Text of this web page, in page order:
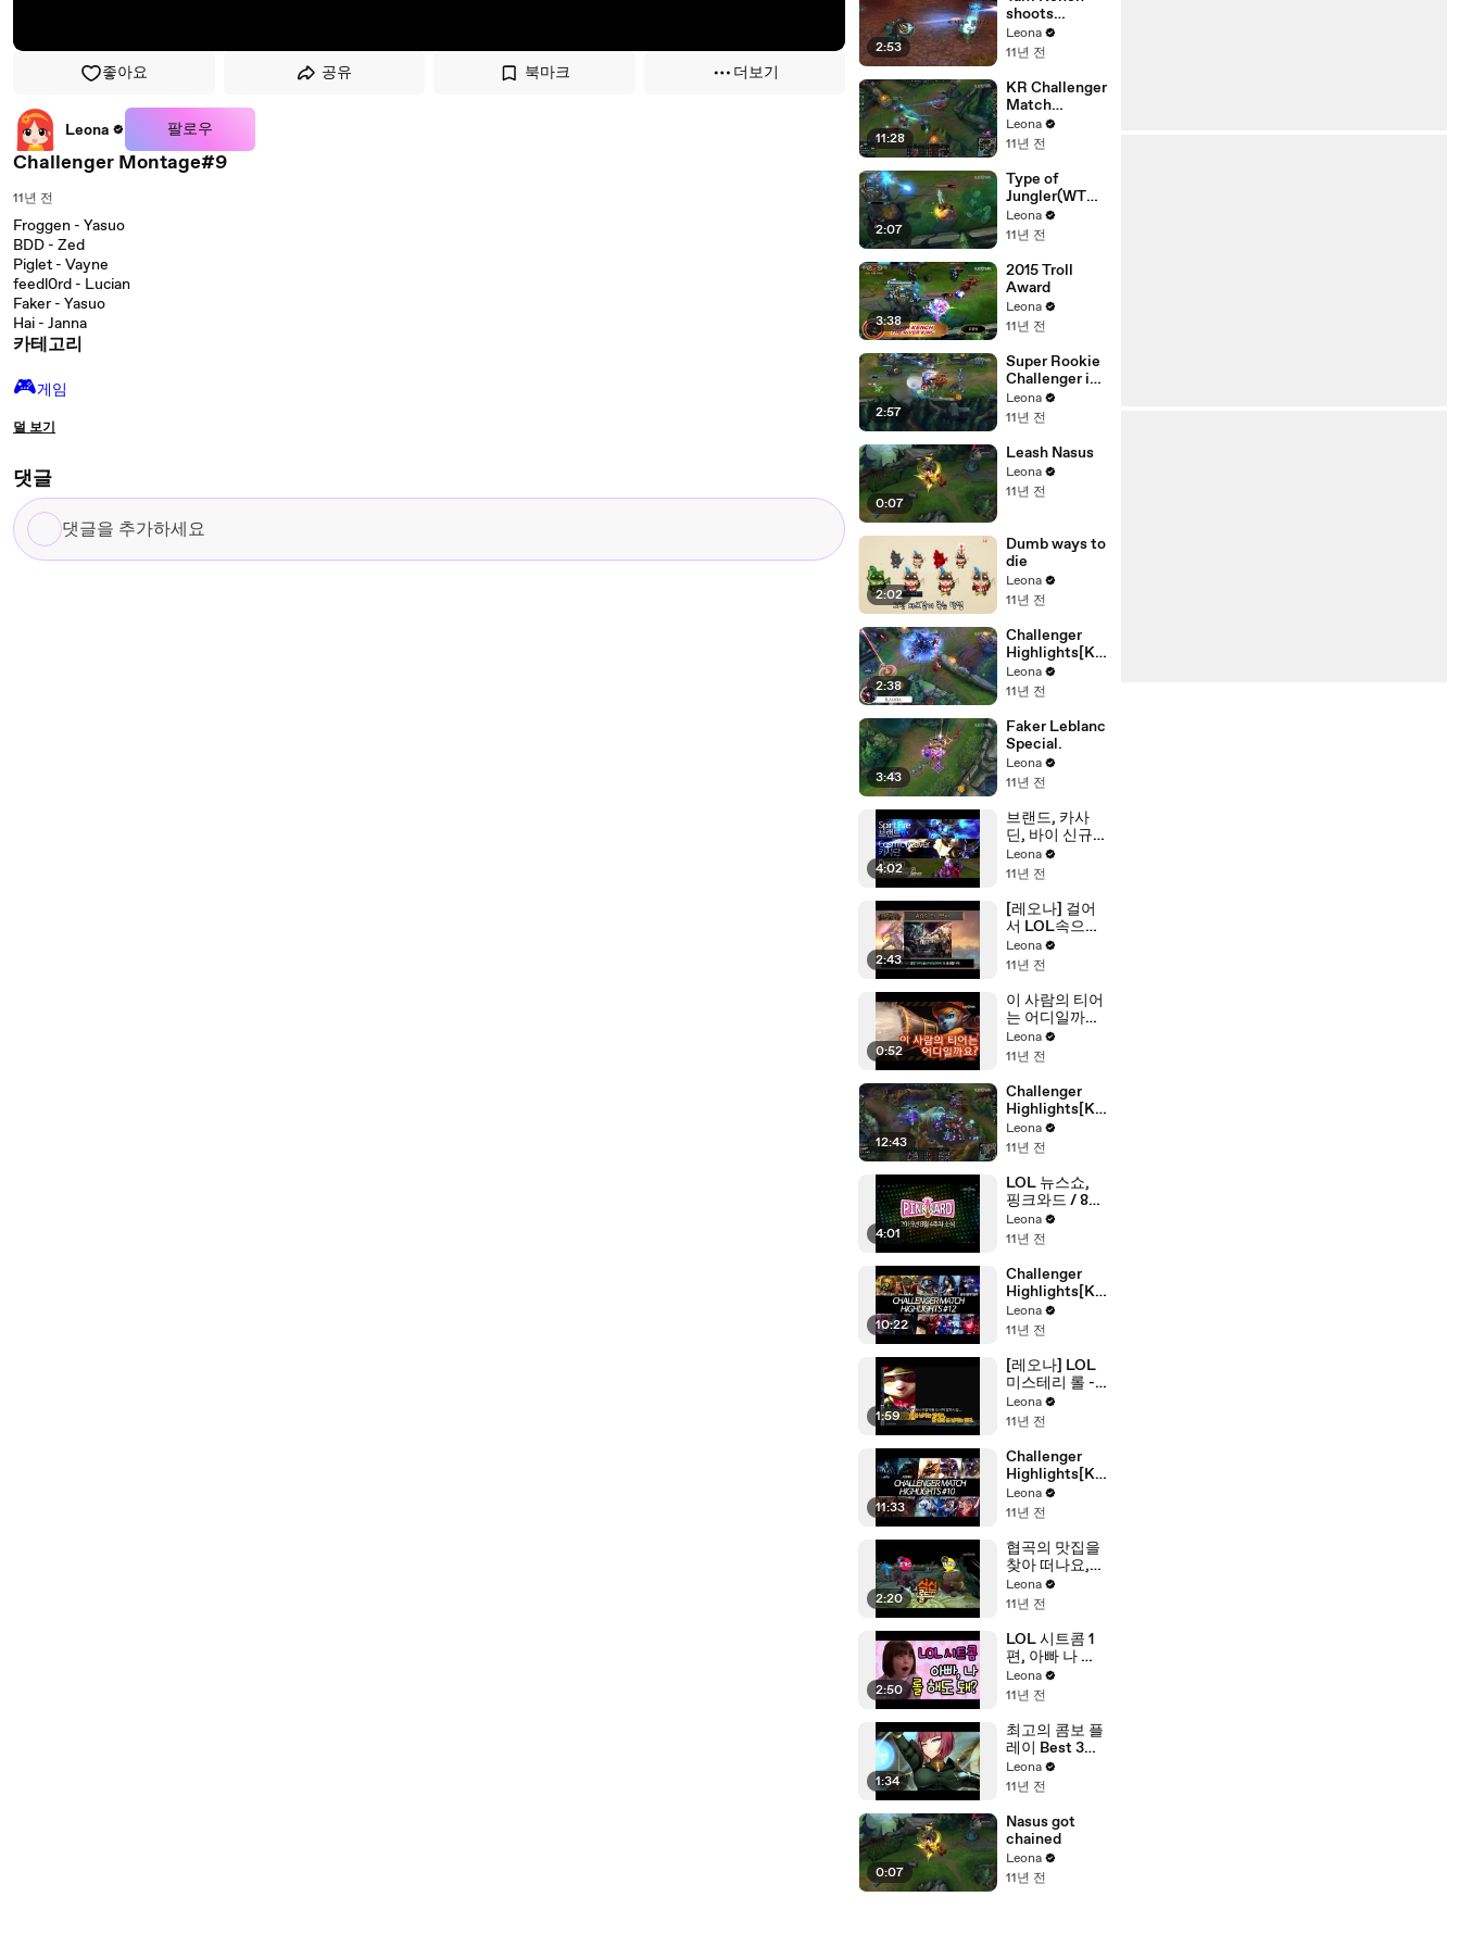
좋아요 공유 북마크 더보기
Leona 팔로우
Challenger Montage#9
11년 전
Froggen - Yasuo
BDD - Zed
Piglet - Vayne
feedl0rd - Lucian
Faker - Yasuo
Hai - Janna
카테고리
🎮️게임
덜 보기
댓글
댓
글
2:53
shoots
Lucian's ult?!
Leona
11년 전
11:28
KR Challenger
Match
Highlights
EP25 - BDD,
Leona
11년 전
2:07
Type of
Jungler(WTF
R U doin?)
Leona
11년 전
3:38
2015 Troll
Award
Leona
11년 전
2:57
Super Rookie
Challenger in
Kor. [CJE
BDD]
Leona
11년 전
0:07
Leash Nasus
Leona
11년 전
2:02
Dumb ways to
die
Leona
11년 전
2:38
Challenger
Highlights[KO
R]#8
Leona
11년 전
3:43
Faker Leblanc
Special.
Leona
11년 전
4:02
브랜드, 카사
딘, 바이 신규
스킨 미리보기
/ Spirit Fire 브
Reaver 카사
딘, Demon 바
이
Leona
11년 전
2:43
[레오나] 걸어
서 LOL속으로,
AOS의 역사 알
아보기
Leona
11년 전
0:52
이 사람의 티어
는 어디일까요
- 정답
Leona
11년 전
12:43
Challenger
Highlights[KO
R]#22
Leona
11년 전
4:01
LOL 뉴스쇼,
핑크와드 / 8월
4주차 리그오
브레전드 소식
Leona
11년 전
10:22
Challenger
Highlights[KO
R]#12
Leona
11년 전
1:59
[레오나] LOL
미스테리 롤 -
끊을수 없는 위
험한 손짓
Leona
11년 전
11:33
Challenger
Highlights[KO
R]#10
Leona
11년 전
2:20
협곡의 맛집을
찾아 떠나요,
식신 롤드!
Leona
11년 전
2:50
LOL 시트콤 1
편, 아빠 나 롤
해도 돼?
Leona
11년 전
1:34
최고의 콤보 플
레이 Best 3
(League of
Legends
Combo Best
3)
Leona
11년 전
0:07
Nasus got
chained
Leona
11년 전